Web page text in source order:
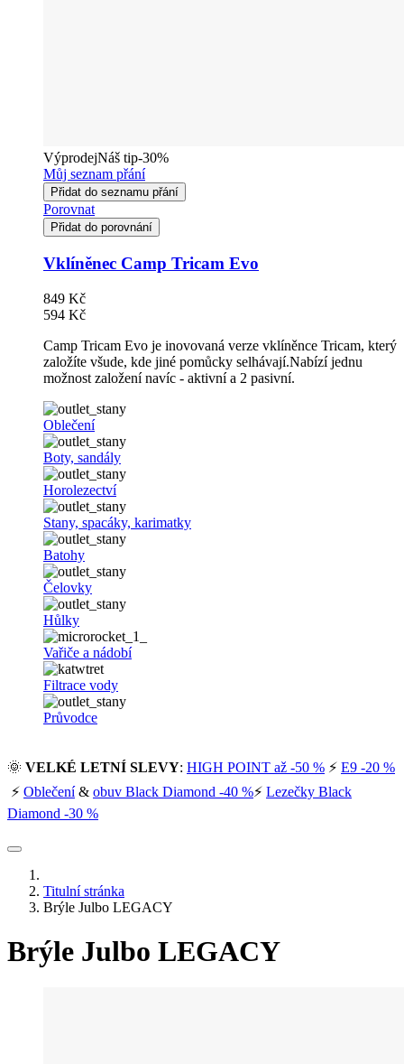
VýprodejNáš tip-30%
Můj seznam přání
Přidat do seznamu přání
Porovnat
Přidat do porovnání
Vklíněnec Camp Tricam Evo
849 Kč
594 Kč
Camp Tricam Evo je inovovaná verze vklíněnce Tricam, který
založíte všude, kde jiné pomůcky selhávají.Nabízí jednu
možnost založení navíc - aktivní a 2 pasivní.
Oblečení
Boty, sandály
Horolezectví
Stany, spacáky, karimatky
Batohy
Čelovky
Hůlky
Vařiče a nádobí
Filtrace vody
Průvodce
🌞 VELKÉ LETNÍ SLEVY: HIGH POINT až -50 % ⚡ E9 -20 %
⚡ Oblečení& obuv Black Diamond -40 %⚡ Lezečky Black
Diamond -30 %
Titulní stránka
Brýle Julbo LEGACY
Brýle Julbo LEGACY